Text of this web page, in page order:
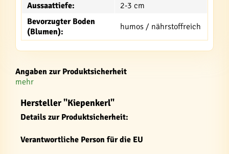
Aussaattiefe:
2-3 cm
Bevorzugter Boden
(Blumen):
humos / nährstoffreich
Angaben zur Produktsicherheit
mehr
Hersteller "Kiepenkerl"
Details zur Produktsicherheit:
Verantwortliche Person für die EU